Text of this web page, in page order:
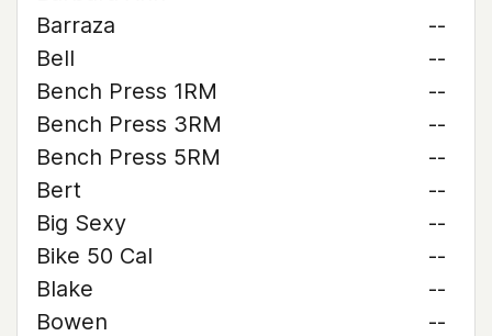
Barraza
--
Bell
--
Bench Press 1RM
--
Bench Press 3RM
--
Bench Press 5RM
--
Bert
--
Big Sexy
--
Bike 50 Cal
--
Blake
--
Bowen
--